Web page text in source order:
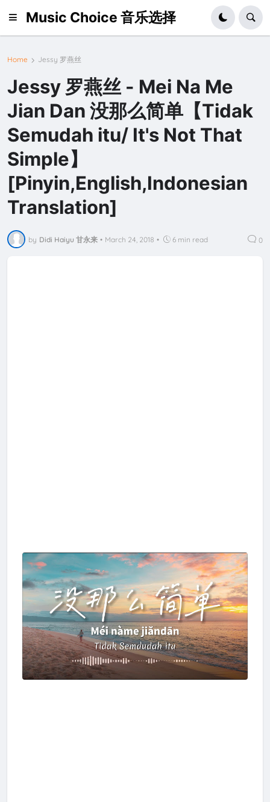
Music Choice 音乐选择
Home Jessy 罗燕丝
Jessy 罗燕丝 - Mei Na Me
Jian Dan 没那么简单【Tidak
Semudah itu/ It's Not That
Simple】
[Pinyin,English,Indonesian
Translation]
by Didi Haiyu 甘永来 • March 24, 2018 • 6 min read 0